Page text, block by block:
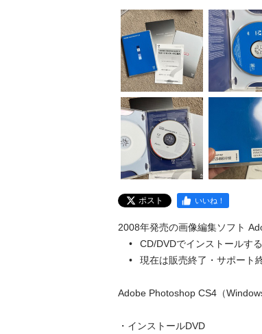
ポスト いいね！
2008年発売の画像編集ソフト
Adobe Photoshop CS4（
・インストールDVD